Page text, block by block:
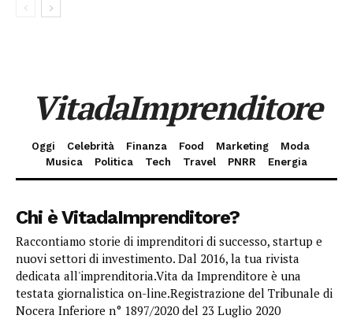
VitadaImprenditore
Oggi Celebrità Finanza Food Marketing
Moda
Musica
Politica Tech Travel PNRR Energia
Chi è VitadaImprenditore?
Raccontiamo storie di imprenditori di successo, startup e
nuovi settori di investimento. Dal 2016, la tua rivista
dedicata all'imprenditoria.Vita da Imprenditore è una
testata giornalistica on-line.Registrazione del Tribunale di
Nocera Inferiore n° 1897/2020 del 23 Luglio 2020